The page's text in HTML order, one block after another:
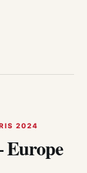
2024
Europe